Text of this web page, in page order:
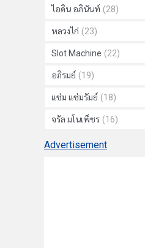
ไอดิน อภินันท์ (28)
หลวงไก่ (23)
Slot Machine (22)
อภิรมย์ (19)
แช่ม แช่มรัมย์ (18)
จรัล มโนเพ็ชร (16)
Advertisement